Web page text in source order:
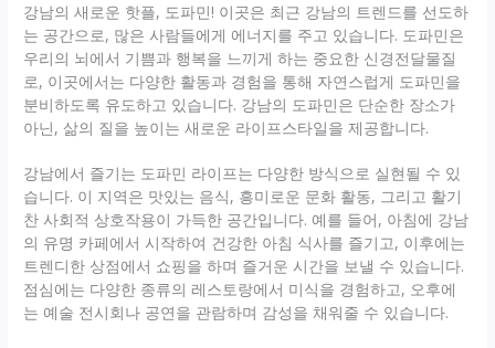
강남의 새로운 핫플, 도파민! 이곳은 최근 강남의 트렌드를 선도하
는 공간으로, 많은 사람들에게 에너지를 주고 있습니다. 도파민은
우리의 뇌에서 기쁨과 행복을 느끼게 하는 중요한 신경전달물질
로, 이곳에서는 다양한 활동과 경험을 통해 자연스럽게 도파민을
분비하도록 유도하고 있습니다. 강남의 도파민은 단순한 장소가
아닌, 삶의 질을 높이는 새로운 라이프스타일을 제공합니다.
강남에서 즐기는 도파민 라이프는 다양한 방식으로 실현될 수 있
습니다. 이 지역은 맛있는 음식, 흥미로운 문화 활동, 그리고 활기
찬 사회적 상호작용이 가득한 공간입니다. 예를 들어, 아침에 강남
의 유명 카페에서 시작하여 건강한 아침 식사를 즐기고, 이후에는
트렌디한 상점에서 쇼핑을 하며 즐거운 시간을 보낼 수 있습니다.
점심에는 다양한 종류의 레스토랑에서 미식을 경험하고, 오후에
는 예술 전시회나 공연을 관람하며 감성을 채워줄 수 있습니다.